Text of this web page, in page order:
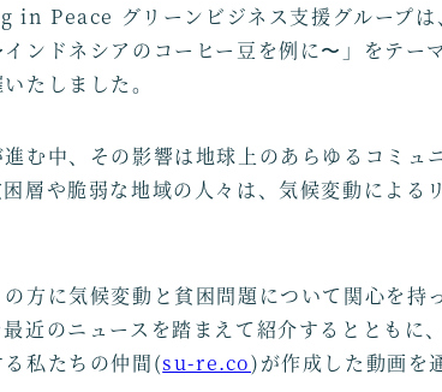
Peace グリーンビジネス支援グループは
ンドネシアのコーヒー豆を例に〜」をテー
たしました。
む中、その影響は地球上のあらゆるコミュ
層や脆弱な地域の人々は、気候変動による
方に気候変動と貧困問題について関心を持
近のニュースを踏まえて紹介するとともに、
私たちの仲間(su-re.co)が作成した動画を